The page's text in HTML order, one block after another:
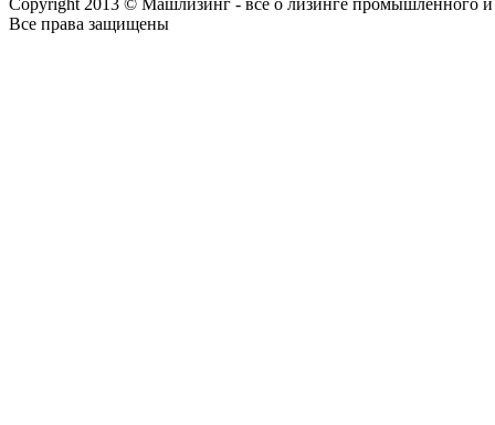
Copyright 2013 © Машлизинг - все о лизинге промышленного и
Все права защищены